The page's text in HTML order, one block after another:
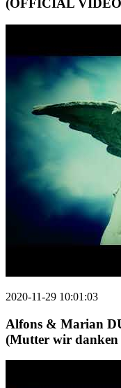
(OFFICIAL
2020-11-29 10:01:03
Alfons & Marian
(Mutter wir